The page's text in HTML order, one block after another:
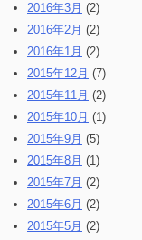
2016年3月 (2)
2016年2月 (2)
2016年1月 (2)
2015年12月 (7)
2015年11月 (2)
2015年10月 (1)
2015年9月 (5)
2015年8月 (1)
2015年7月 (2)
2015年6月 (2)
2015年5月 (2)